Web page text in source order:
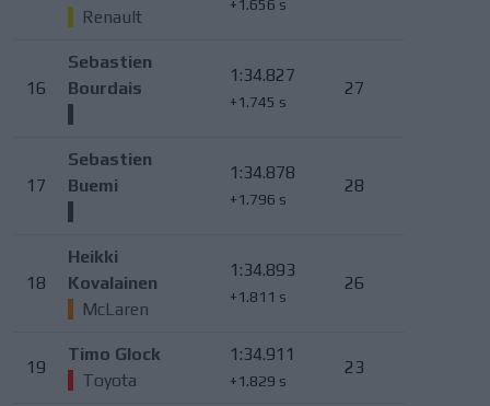
Renault
+1.656 s
16
Sebastien
Bourdais
1:34.827
+1.745 s
27
17
Sebastien
Buemi
1:34.878
+1.796 s
28
18
Heikki
Kovalainen
McLaren
1:34.893
+1.811 s
26
19
Timo Glock
Toyota
1:34.911
+1.829 s
23